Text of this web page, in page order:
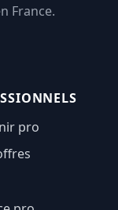
France.
pro